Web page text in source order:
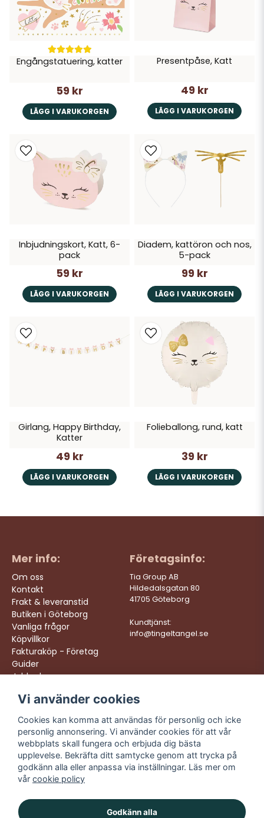
Engångstatuering, katter
59 kr
LÄGG I VARUKORGEN
Presentpåse, Katt
49 kr
LÄGG I VARUKORGEN
Inbjudningskort, Katt, 6-
pack
59 kr
LÄGG I VARUKORGEN
Diadem, kattöron och nos,
5-pack
99 kr
LÄGG I VARUKORGEN
Girlang, Happy Birthday,
Katter
49 kr
LÄGG I VARUKORGEN
Folieballong, rund, katt
39 kr
LÄGG I VARUKORGEN
Mer info:
Om oss
Kontakt
Frakt & leveranstid
Butiken i Göteborg
Vanliga frågor
Köpvillkor
Fakturaköp - Företag
Guider
Jobba hos oss
Företagsinfo:
Tia Group AB
Hildedalsgatan 80
41705 Göteborg
Kundtjänst:
info@tingeltangel.se
Följ oss:
Instagram
Facebook
TikTok
YouTube
Vi levererar:
Snabba leveranser
Trygga köp
Fri frakt över 499:-
Trevlig kundtjänst
Vi använder cookies
Cookies kan komma att användas för personlig och icke
personlig annonsering. Vi använder cookies för att vår
webbplats skall fungera och erbjuda dig bästa
upplevelse. Bekräfta ditt samtycke genom att trycka på
godkänn alla eller anpassa via inställningar. Läs mer om
vår cookie policy
Godkänn alla